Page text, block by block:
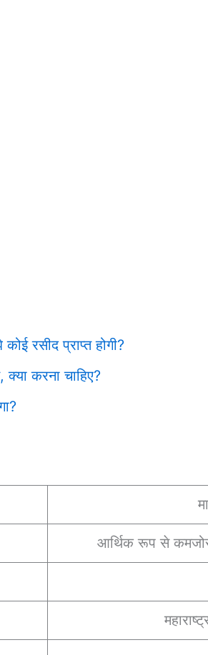
रसीद प्राप्त होगी?
करना चाहिए?
आर्थिक रूप से कमजोर